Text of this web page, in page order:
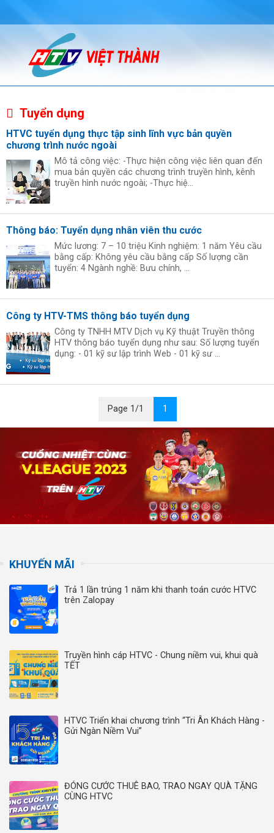
Tuyển dụng
HTVC tuyển dụng thực tập sinh lĩnh vực bản quyền
chương trình nước ngoài
Mô tả công việc: -Thực hiện công việc liên quan đến
mua bản quyền các chương trình truyền hình, kênh
truyền hình nước ngoài; -Thực hiệ...
Thông báo: Tuyển dụng nhân viên thu cước
Mức lương: 7 – 10 triệu Kinh nghiệm: 1 năm Yêu cầu
bằng cấp: Không yêu cầu bằng cấp Số lượng cần
tuyển: 4 Ngành nghề: Bưu chính, ...
Công ty HTV-TMS thông báo tuyển dụng
Công ty TNHH MTV Dịch vụ Kỹ thuật Truyền thông
HTV thông báo tuyển dụng như sau: Số lượng tuyển
dụng: - 01 kỹ sư lập trình Web - 01 kỹ sư ...
Page 1/1 1
KHUYẾN MÃI
Trả 1 lần trúng 1 năm khi thanh toán cước HTVC
trên Zalopay
Truyền hình cáp HTVC - Chung niềm vui, khui quà
TẾT
HTVC Triển khai chương trình “Tri Ân Khách Hàng -
Gửi Ngàn Niềm Vui”
ĐÓNG CƯỚC THUÊ BAO, TRAO NGAY QUÀ TẶNG
CÙNG HTVC